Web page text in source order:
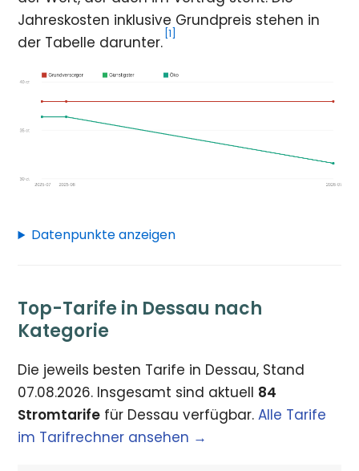
Jahreskosten inklusive Grundpreis stehen in
der Tabelle darunter. [1]
Datenpunkte anzeigen
Top-Tarife in Dessau nach
Kategorie
Die jeweils besten Tarife in Dessau, Stand
07.08.2026. Insgesamt sind aktuell 84
Stromtarife für Dessau verfügbar.Alle Tarife
im Tarifrechner ansehen →